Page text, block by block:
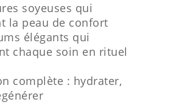
soyeuses qui
la peau de confort
élégants qui
chaque soin en rituel
complète : hydrater,